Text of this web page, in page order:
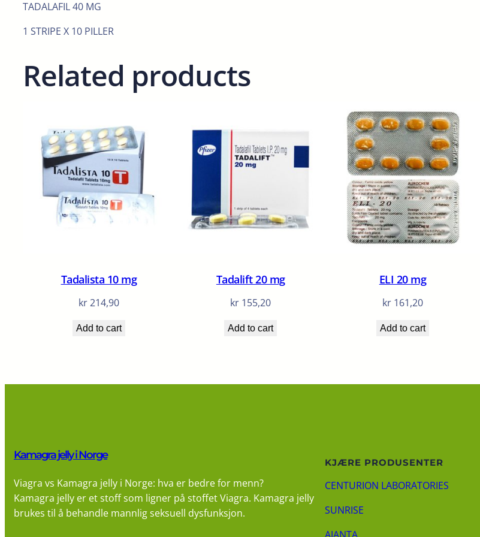
TADALAFIL 40 MG
1 STRIPE X 10 PILLER
Related products
Tadalista 10 mg
kr214,90
Add to cart
Tadalift 20 mg
kr 155,20
Add to cart
ELI 20 mg
kr161,20
Add to cart
Kamagra jelly i Norge
Viagra vs Kamagra jelly i Norge: hva er bedre for menn?
Kamagra jelly er et stoff som ligner på stoffet Viagra. Kamagra jelly
brukes til å behandle mannlig seksuell dysfunksjon.
KJÆRE PRODUSENTER
CENTURION LABORATORIES
SUNRISE
AJANTA